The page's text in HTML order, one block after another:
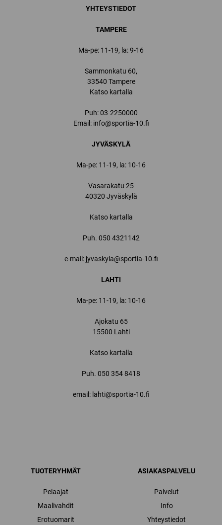
YHTEYSTIEDOT
TAMPERE
Ma-pe: 11-19, la: 9-16
Sammonkatu 60,
33540 Tampere
Katso kartalla
Puh:03-2250000
Email: info@sportia-10.fi
JYVÄSKYLÄ
Ma-pe: 11-19, la: 10-16
Vasarakatu 25
40320 Jyväskylä
Katso kartalla
Puh. 050 4321142
e-mail: jyvaskyla@sportia-10.fi
LAHTI
Ma-pe: 11-19, la: 10-16
Ajokatu 65
15500 Lahti
Katso kartalla
Puh. 050 354 8418
email: lahti@sportia-10.fi
TUOTERYHMÄT
Pelaajat
Maalivahdit
Erotuomarit
ASIAKASPALVELU
Palvelut
Info
Yhteystiedot